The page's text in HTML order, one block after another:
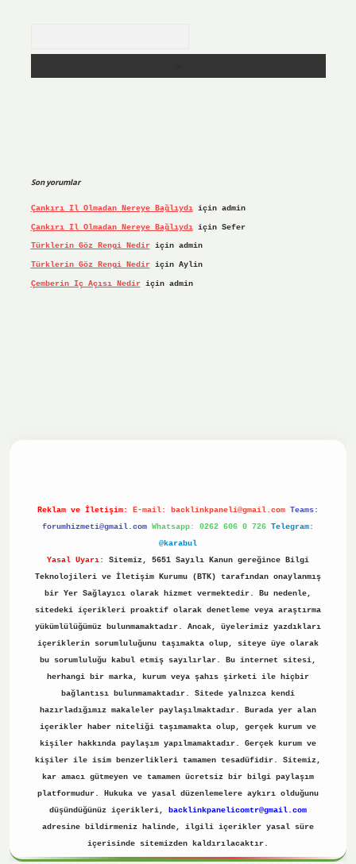
Son yorumlar
Çankırı Il Olmadan Nereye Bağlıydıiçin admin
Çankırı Il Olmadan Nereye Bağlıydıiçin Sefer
Türklerin Göz Rengi Nediriçin admin
Türklerin Göz Rengi Nediriçin Aylin
Çemberin Iç Açısı Nediriçin admin
Reklam ve İletişim: E-mail: backlinkpaneli@gmail.com Teams:
forumhizmeti@gmail.com Whatsapp: 0262 606 0 726 Telegram:
@karabul
Yasal Uyarı:
Sitemiz, 5651 Sayılı Kanun gereğince Bilgi
Teknolojileri ve İletişim Kurumu (BTK) tarafından onaylanmış
bir Yer Sağlayıcı olarak hizmet vermektedir. Bu nedenle,
sitedeki içerikleri proaktif olarak denetleme veya araştırma
yükümlülüğümüz bulunmamaktadır. Ancak, üyelerimiz yazdıkları
içeriklerin sorumluluğunu taşımakta olup, siteye üye olarak
bu sorumluluğu kabul etmiş sayılırlar. Bu internet sitesi,
herhangi bir marka, kurum veya şahıs şirketi ile hiçbir
bağlantısı bulunmamaktadır. Sitede yalnızca kendi
hazırladığımız makaleler paylaşılmaktadır. Burada yer alan
içerikler haber niteliği taşımamakta olup, gerçek kurum ve
kişiler hakkında paylaşım yapılmamaktadır. Gerçek kurum ve
kişiler ile isim benzerlikleri tamamen tesadüfidir. Sitemiz,
kar amacı gütmeyen ve tamamen ücretsiz bir bilgi paylaşım
platformudur. Hukuka ve yasal düzenlemelere aykırı olduğunu
düşündüğünüz içerikleri,
backlinkpanelicomtr@gmail.com
adresine bildirmeniz halinde, ilgili içerikler yasal süre
içerisinde sitemizden kaldırılacaktır.